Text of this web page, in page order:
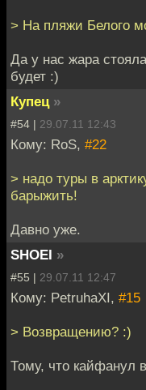
> На пляжи Белого
Да у нас жара
будет :)
Купец »
#54 | 29.07.11 12:43
Кому: RoS, #22
> надо туры в
барыжить!
Давно уже.
SHOEI »
#55 | 29.07.11 12:47
Кому: PetruhaXI, #15
> Возвращению? :)
Тому, что кайфанул